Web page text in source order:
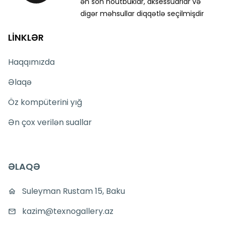
digər məhsullar diqqətlə seçilmişdir
LİNKLƏR
Haqqımızda
Əlaqə
Öz kompüterini yığ
Ən çox verilən suallar
ƏLAQƏ
Suleyman Rustam 15, Baku
kazim@texnogallery.az